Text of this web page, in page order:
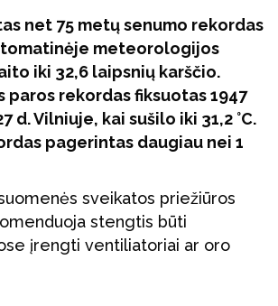
net 75 metų senumo rekordas
meteorologijos
iki 32,6 laipsnių karščio.
paros rekordas fiksuotas 1947
d. Vilniuje, kai sušilo iki 31,2 °C.
pagerintas daugiau nei 1
sveikatos priežiūros
stengtis būti
įrengti ventiliatoriai ar oro